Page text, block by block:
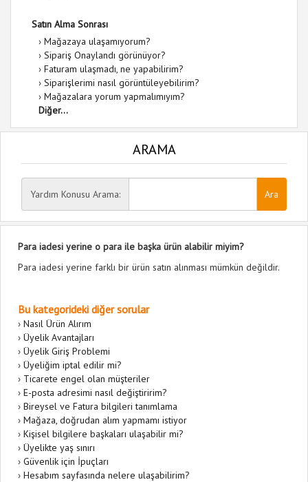
Satın Alma Sonrası
› Mağazaya ulaşamıyorum?
› Sipariş Onaylandı görünüyor?
› Faturam ulaşmadı, ne yapabilirim?
› Siparişlerimi nasıl görüntüleyebilirim?
› Mağazalara yorum yapmalımıyım?
Diğer...
ARAMA
Yardım Konusu Arama:
Para iadesi yerine o para ile başka ürün alabilir miyim?
Para iadesi yerine farklı bir ürün satın alınması mümkün değildir.
Bu kategorideki diğer sorular
› Nasıl Ürün Alırım
› Üyelik Avantajları
› Üyelik Giriş Problemi
› Üyeliğim iptal edilir mi?
› Ticarete engel olan müşteriler
› E-posta adresimi nasıl değiştiririm?
› Bireysel ve Fatura bilgileri tanımlama
› Mağaza, doğrudan alım yapmamı istiyor
› Kişisel bilgilere başkaları ulaşabilir mi?
› Üyelikte yaş sınırı
› Güvenlik için İpuçları
› Hesabım sayfasında nelere ulaşabilirim?